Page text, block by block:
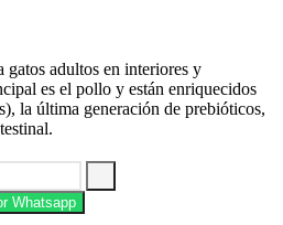
gatos adultos en interiores y
es el pollo y están enriquecidos
la última generación de prebióticos,
Whatsapp